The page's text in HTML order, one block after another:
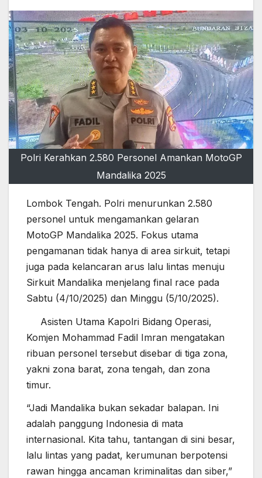
Polri Kerahkan 2.580 Personel Amankan MotoGP
Mandalika 2025
Lombok Tengah. Polri menurunkan 2.580
personel untuk mengamankan gelaran
MotoGP Mandalika 2025. Fokus utama
pengamanan tidak hanya di area sirkuit, tetapi
juga pada kelancaran arus lalu lintas menuju
Sirkuit Mandalika menjelang final race pada
Sabtu (4/10/2025) dan Minggu (5/10/2025).
Asisten Utama Kapolri Bidang Operasi,
Komjen Mohammad Fadil Imran mengatakan
ribuan personel tersebut disebar di tiga zona,
yakni zona barat, zona tengah, dan zona
timur.
“Jadi Mandalika bukan sekadar balapan. Ini
adalah panggung Indonesia di mata
internasional. Kita tahu, tantangan di sini besar,
lalu lintas yang padat, kerumunan berpotensi
rawan hingga ancaman kriminalitas dan siber,”